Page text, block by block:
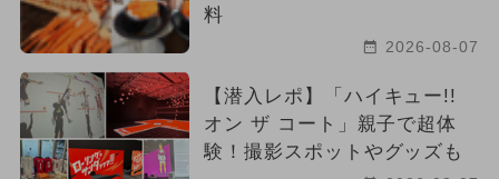
料
2026-08-07
【潜入レポ】「ハイキュー!!
オン ザ コート」親子で超体
験！撮影スポットやグッズも